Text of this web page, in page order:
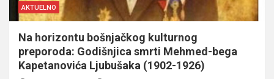
AKTUELNO
Na horizontu bošnjačkog kulturnog
preporoda: Godišnjica smrti Mehmed-bega
Kapetanovića Ljubušaka (1902-1926)